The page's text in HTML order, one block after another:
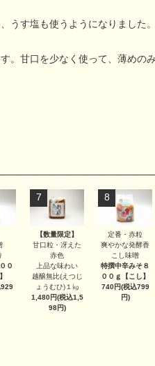
す塩も使うようになりました
甘口を少なく使って、薄めの
０
7
【数量限定】
甘口粒・冴えた
赤色
上品な味わい
越醸無比(えつじ
ょうむひ)１㎏
1,480円(税込1,5
98円)
8
定番・赤粒
爽やかな発酵香
こし味噌
特撰中辛みそ８
００ｇ
【こし】
740円(税込799
円)